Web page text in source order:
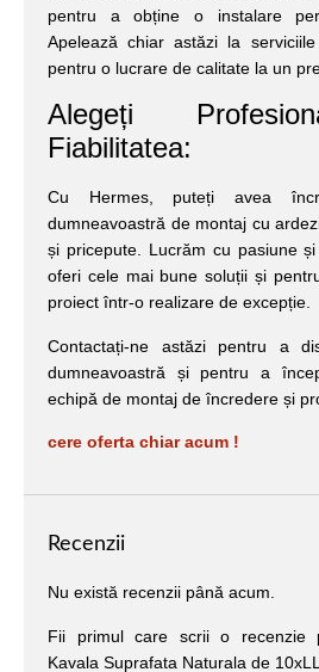
pentru a obține o instalare
Apelează chiar astăzi la
pentru o lucrare de calitate la un
Alegeți
Fiabilitatea:
Cu Hermes, puteți avea
dumneavoastră de montaj cu
și pricepute. Lucrăm cu pasiune
oferi cele mai bune soluții și
proiect într-o realizare de excepție.
Contactați-ne astăzi pentru a
dumneavoastră și pentru a
echipă de montaj de încredere și
cere oferta chiar acum !
Recenzii
Nu există recenzii până acum.
Fii primul care scrii o recenzie
Kavala Suprafata Naturala de